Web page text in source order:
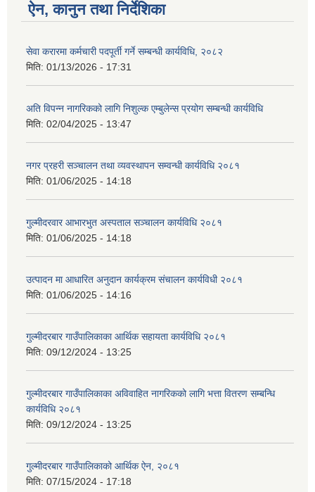
ऐन, कानुन तथा निर्देशिका
सेवा करारमा कर्मचारी पदपूर्ती गर्ने सम्बन्धी कार्यविधि, २०८२
मिति: 01/13/2026 - 17:31
अति विपन्न नागरिकको लागि निशुल्क एम्बुलेन्स प्रयोग सम्बन्धी कार्यविधि
मिति: 02/04/2025 - 13:47
नगर प्रहरी सञ्चालन तथा व्यवस्थापन सम्वन्धी कार्यविधि २०८१
मिति: 01/06/2025 - 14:18
गुल्मीदरवार आभारभुत अस्पताल सञ्चालन कार्यविधि २०८१
मिति: 01/06/2025 - 14:18
उत्पादन मा आधारित अनुदान कार्यक्रम संचालन कार्यविधी २०८१
मिति: 01/06/2025 - 14:16
गुल्मीदरबार गाउँपालिकाका आर्थिक सहायता कार्यविधि २०८१
मिति: 09/12/2024 - 13:25
गुल्मीदरबार गाउँपालिकाका अविवाहित नागरिकको लागि भत्ता वितरण सम्बन्धि
कार्यविधि २०८१
मिति: 09/12/2024 - 13:25
गुल्मीदरबार गाउँपालिकाको आर्थिक ऐन, २०८१
मिति: 07/15/2024 - 17:18